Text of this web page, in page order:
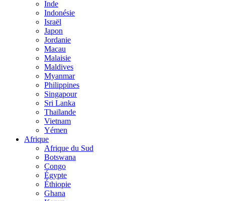
Inde
Indonésie
Israël
Japon
Jordanie
Macau
Malaisie
Maldives
Myanmar
Philippines
Singapour
Sri Lanka
Thaïlande
Vietnam
Yémen
Afrique
Afrique du Sud
Botswana
Congo
Égypte
Éthiopie
Ghana